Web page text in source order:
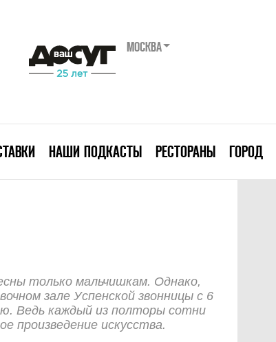
МОСКВА
НАШИ ПОДКАСТЫ РЕСТОРАНЫ ГОРОД
только мальчишкам. Однако,
зале Успенской звонницы с 6
Ведь каждый из полторы сотни
произведение искусства.